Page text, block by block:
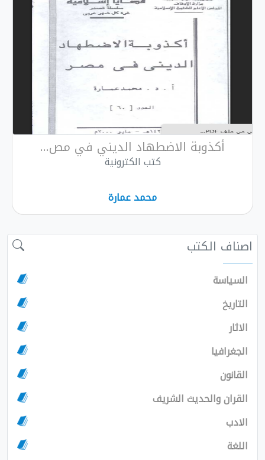
أكذوبة الاضطهاد الديني في مص...
كتب الكترونية
محمد عمارة
الكتب
والحديث الشريف